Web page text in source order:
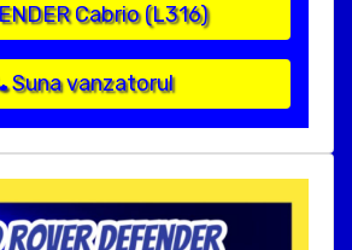
Cabrio (L316)
Suna vanzatorul